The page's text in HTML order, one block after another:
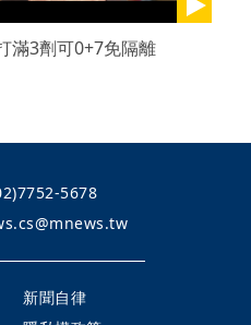
3劑可0+7免隔離
5678
新聞自律